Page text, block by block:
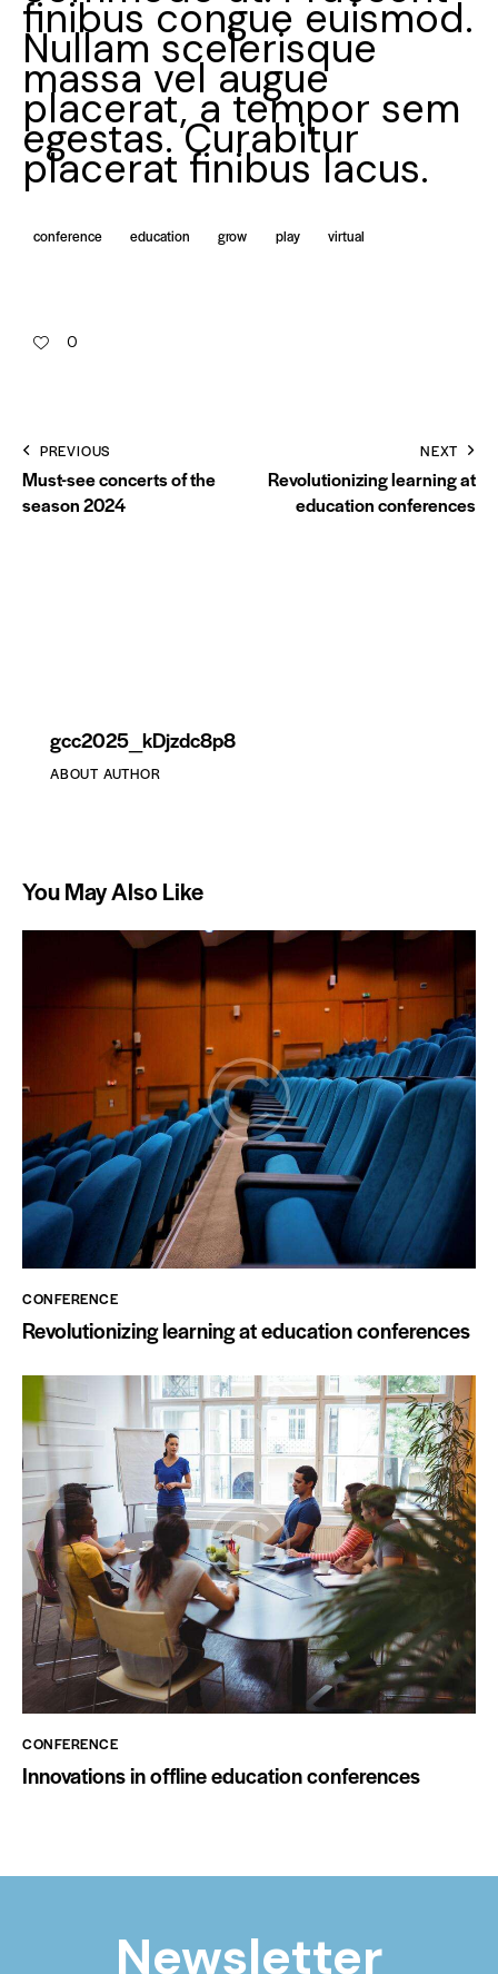
finibus congue euismod.
Nullam scelerisque
massa vel augue
placerat, a tempor sem
egestas. Curabitur
placerat finibus lacus.
conference education grow play virtual
0
PREVIOUS
Must-see concerts of the
season 2024
NEXT
Revolutionizing learning at
education conferences
gcc2025_kDjzdc8p8
ABOUT AUTHOR
You May Also Like
CONFERENCE
Revolutionizing learning at education conferences
CONFERENCE
Innovations in offline education conferences
Newsletter